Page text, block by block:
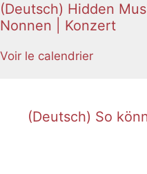
(Deutsch) Hidden
Nonnen | Konzert
Voir le calendrier
(Deutsch) So